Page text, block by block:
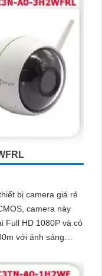
bị camera giá rẻ
Full HD 1080P và có
với ánh sáng